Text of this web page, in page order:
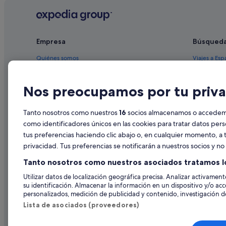
Hoteles cerca de Bodegas Martín Códax
Hoteles con conserje en Cambados
Hoteles cerca de Iglesia de Santa Mariña Dozo
O Monte hoteles
Apartamentos en Cambados
Nh Hotels en Isla de La Toja
Hoteles con wifi en Cambados
Apartamentos en Isla de La Toja
Paradores hoteles en Cambados
Hoteles cerca de Mirador de A Pastora
Hoteles de golf en Cambados
Empresa
Quiénes somos
Anuncia tu alojamiento
Prensa
Viajes a
Alquileres
Vuelos
Alquiler de
Nos preocupamos por tu
Tanto nosotros como nuestros16 socios almacenamos o
como identificadores únicos en las cookies para tratar datos
tus preferencias haciendo clic abajo o, en cualquier momento,
privacidad. Tus preferencias se notificarán a nuestros socios y
Tanto nosotros como nuestros asociados tratamos
Utilizar datos de localización geográfica precisa. Analizar
su identificación. Almacenar la información en un dispositivo y/o
personalizados, medición de publicidad y contenido, investigación
Lista de asociados (proveedores)